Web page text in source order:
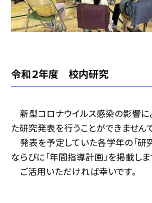
令和２年度 校内研究
新型コロナウイルス感染の影響に
た研究発表を行うことができません
発表を予定していた各学年の「研
ならびに「年間指導計画」を掲載しま
ご活用いただければ幸いです。